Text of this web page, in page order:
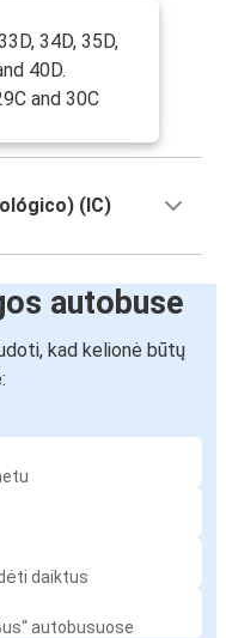
34D, 35D,
40D.
and 30C
(IC)
autobuse
kad kelionė būtų
daiktus
autobusuose